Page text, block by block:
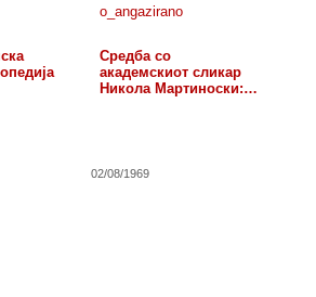
Средба со
академскиот сликар
Никола Мартиноски:…
02/08/1969